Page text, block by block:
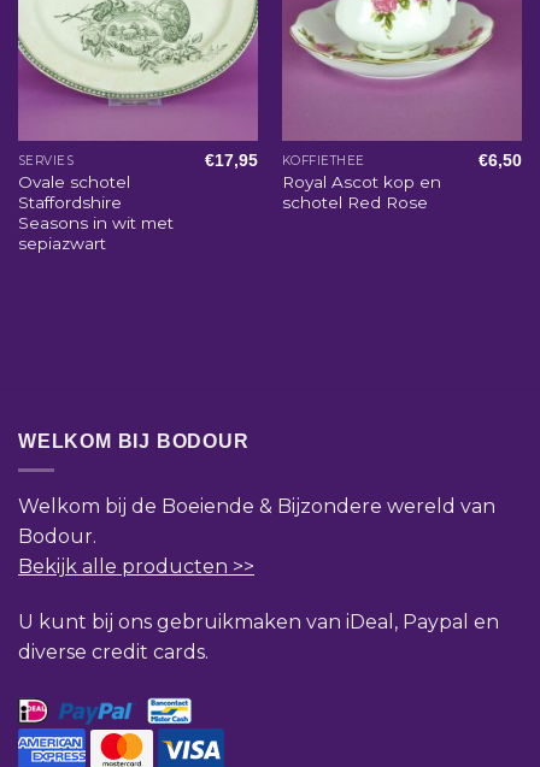
SERVIES
Ovale schotel
Staffordshire
Seasons in wit met
sepiazwart
€17,95 KOFFIETHEE
Royal Ascot kop en
schotel Red Rose
€6,50
WELKOM BIJ BODOUR
Welkom bij de Boeiende & Bijzondere wereld van
Bodour.
Bekijk alle producten >>
U kunt bij ons gebruikmaken van iDeal, Paypal en
diverse credit cards.